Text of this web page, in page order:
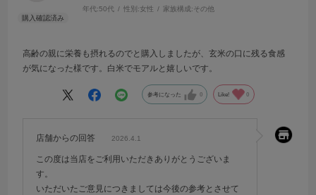
年代:50代 性別:女性 家族構成: その他
高齢の親に栄養も摂れるのでと購入しましたが、玄米の口に残る食感
が気になった様です。白米でモアルと嬉しいです。
参考になった 0 Like! 0
店舗からの回答 2026.4.1
この度は当店をご利用いただきありがとうございま
す。
いただいたご意見につきましては今後の参考とさせて